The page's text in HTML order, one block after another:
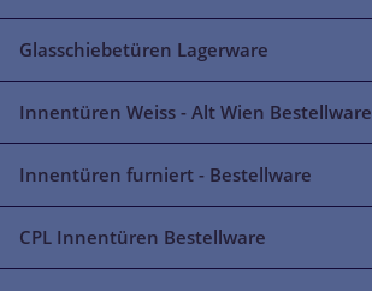
Glasschiebetüren Lagerware
Innentüren Weiss - Alt Wien Bestellware
Innentüren furniert - Bestellware
CPL Innentüren Bestellware